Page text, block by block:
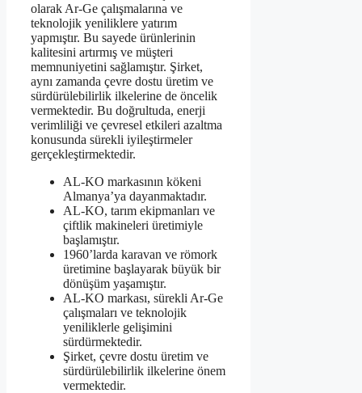
olarak Ar-Ge çalışmalarına ve
teknolojik yeniliklere yatırım
yapmıştır. Bu sayede ürünlerinin
kalitesini artırmış ve müşteri
memnuniyetini sağlamıştır. Şirket,
aynı zamanda çevre dostu üretim ve
sürdürülebilirlik ilkelerine de öncelik
vermektedir. Bu doğrultuda, enerji
verimliliği ve çevresel etkileri azaltma
konusunda sürekli iyileştirmeler
gerçekleştirmektedir.
AL-KO markasının kökeni
Almanya’ya dayanmaktadır.
AL-KO, tarım ekipmanları ve
çiftlik makineleri üretimiyle
başlamıştır.
1960’larda karavan ve römork
üretimine başlayarak büyük bir
dönüşüm yaşamıştır.
AL-KO markası, sürekli Ar-Ge
çalışmaları ve teknolojik
yeniliklerle gelişimini
sürdürmektedir.
Şirket, çevre dostu üretim ve
sürdürülebilirlik ilkelerine önem
vermektedir.